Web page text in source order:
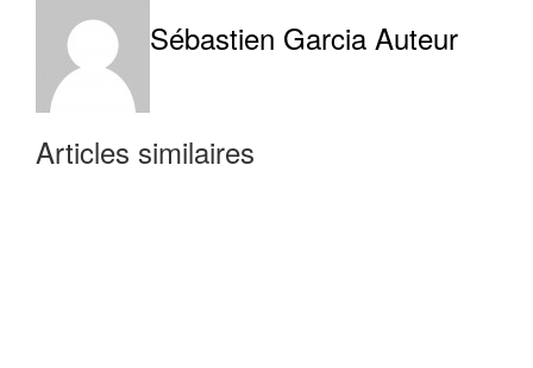
Sébastien Garcia Auteur
Articles similaires